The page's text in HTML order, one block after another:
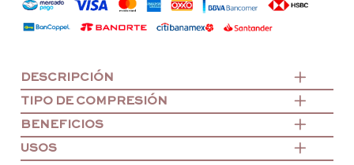
DESCRIPCIÓN
TIPO DE COMPRESIÓN
BENEFICIOS
USOS